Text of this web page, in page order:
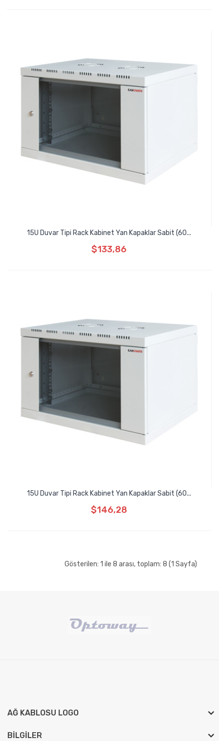
15U Duvar Tipi Rack Kabinet Yan Kapaklar Sabit (60...
$133,86
15U Duvar Tipi Rack Kabinet Yan Kapaklar Sabit (60...
$146,28
Gösterilen: 1 ile 8 arası, toplam: 8 (1 Sayfa)
AĞ KABLOSU LOGO
BILGILER